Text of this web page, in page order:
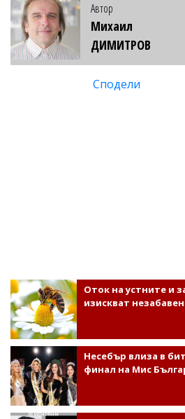
Автор
Михаил
ДИМИТРОВ
Сподели
Оток на устните и
изискват незабавен
Несебър влиза в
финал на Мис